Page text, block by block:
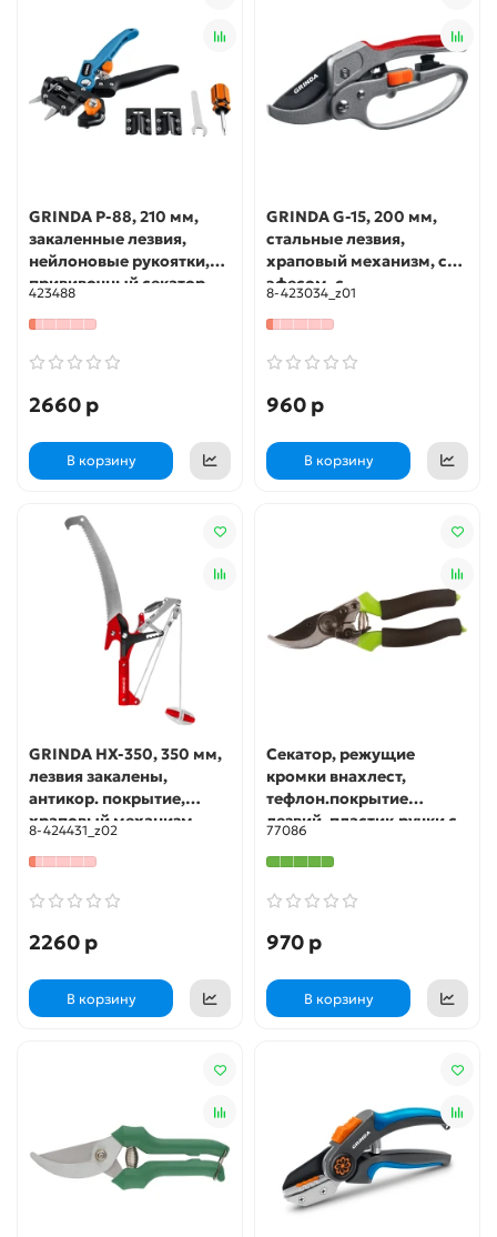
GRINDA P-88, 210 мм,
закаленные лезвия,
нейлоновые рукоятки,
прививочный секатор,
PROLine (423488)
423488
2660 р
В корзину
GRINDA G-15, 200 мм,
стальные лезвия,
храповый механизм, с
эфесом, с
алюминиевыми
рукоятками, контактный
секатор (8-423034)
8-423034_z01
960 р
В корзину
GRINDA HX-350, 350 мм,
лезвия закалены,
антикор. покрытие,
храповый механизм,
пила хромированная,
режущий крюк,
424431)
8-424431_z02
2260 р
В корзину
Секатор, режущие
кромки внахлест,
тефлон.покрытие
лезвий, пластик.ручки с
мягкими накладками 215
мм FIT IT
77086
970 р
В корзину